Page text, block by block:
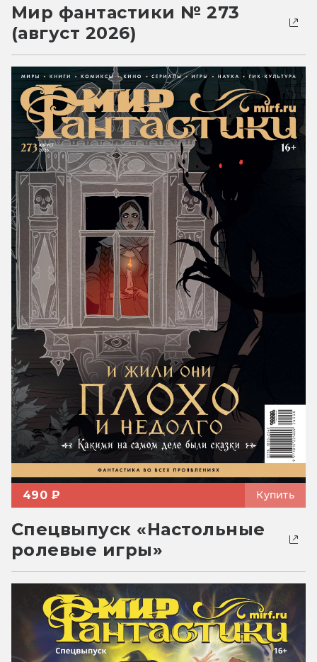
Мир фантастики № 273
(август 2026)
490 ₽ Купить
Спецвыпуск «Настольные
ролевые игры»